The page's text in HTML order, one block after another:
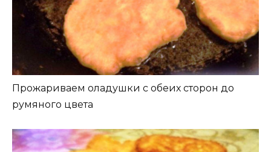
Прожариваем оладушки с обеих сторон до
румяного цвета